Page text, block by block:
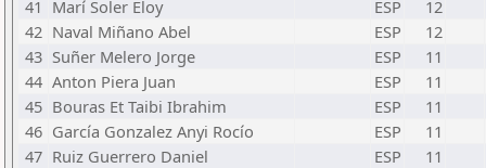
41 Marí Soler Eloy ESP
12
42 Naval Miñano Abel ESP
12
43 Suñer Melero Jorge ESP
11
44 Anton Piera Juan ESP
11
45 Bouras Et Taibi Ibrahim ESP
11
46 García Gonzalez Anyi Rocío ESP
11
47 Ruiz Guerrero Daniel ESP
11